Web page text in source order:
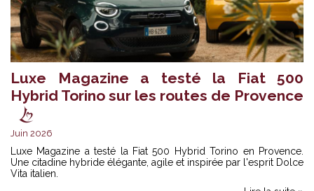
Luxe Magazine a testé la Fiat 500
Hybrid Torino sur les routes de Provence
Juin 2026
Luxe Magazine a testé la Fiat 500 Hybrid Torino en Provence.
Une citadine hybride élégante, agile et inspirée par l'esprit Dolce
Vita italien.